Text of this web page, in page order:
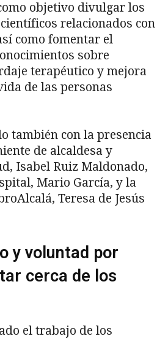
objetivo divulgar los
relacionados con
como fomentar el
sobre
terapéutico y mejora
de las personas
también con la presencia
de alcaldesa y
Isabel Ruiz Maldonado,
Mario García, y la
Teresa de Jesús
y voluntad por
cerca de los
el trabajo de los